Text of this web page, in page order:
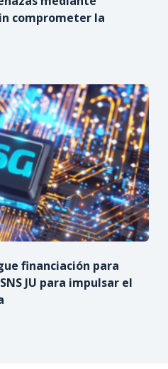
comprometer la
financiación para
JU para impulsar el